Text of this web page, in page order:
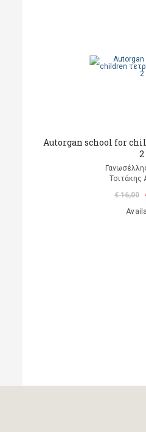
Autorgan school for
2
Τσιτάκης
€ 16,00